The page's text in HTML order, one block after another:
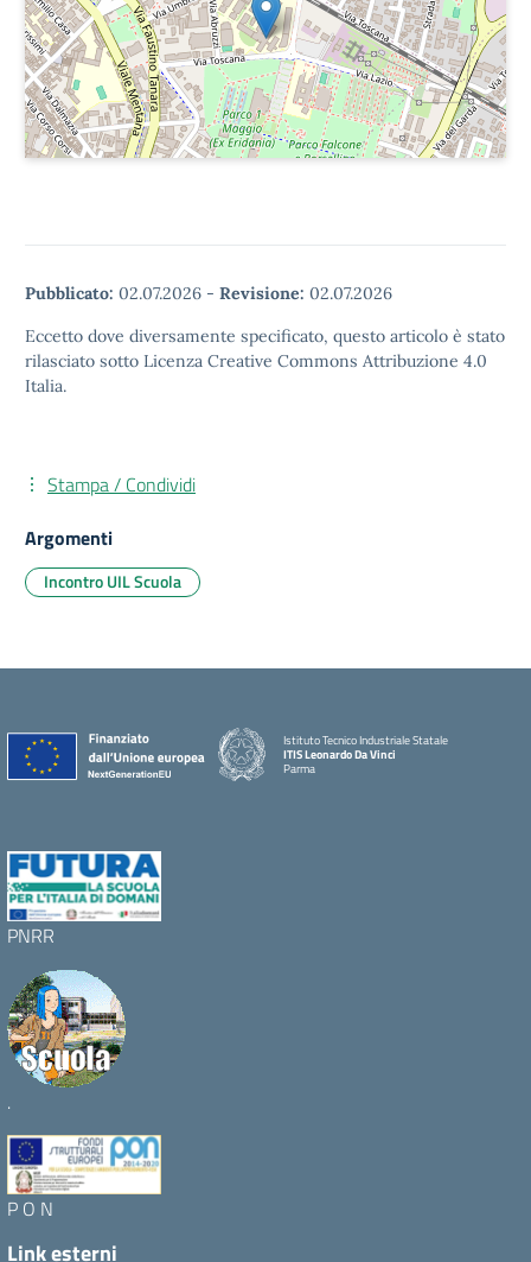
Pubblicato: 02.07.2026 - Revisione: 02.07.2026
Eccetto dove diversamente specificato, questo articolo è stato
rilasciato sotto Licenza Creative Commons Attribuzione 4.0
Italia.
Stampa / Condividi
Argomenti
Incontro UIL Scuola
Istituto Tecnico Industriale Statale
ITIS Leonardo Da Vinci
Parma
PNRR
.
P O N
Link esterni